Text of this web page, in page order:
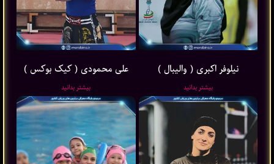
نیلوفر اکبری ( والیبال )
بیشتر بدانید
علی محمودی ( کیک بوکس )
بیشتر بدانید